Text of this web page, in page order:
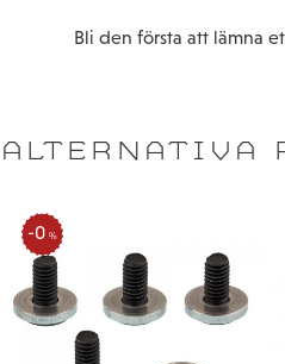
Bli den första att lämna
ALTERNATIVA
0 %